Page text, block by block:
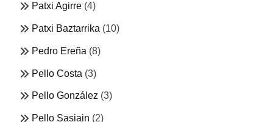
Patxi Agirre (4)
Patxi Baztarrika (10)
Pedro Ereña (8)
Pello Costa (3)
Pello González (3)
Pello Sasiain (2)